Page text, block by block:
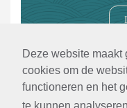
Deze website
cookies om de
functioneren en het